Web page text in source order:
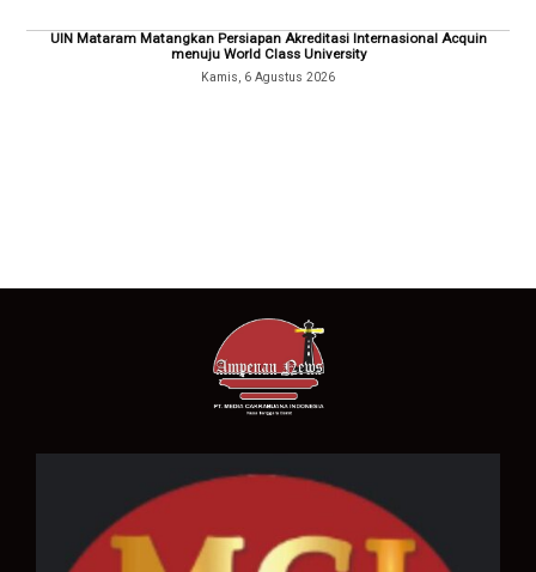
UIN Mataram Matangkan Persiapan Akreditasi Internasional Acquin
menuju World Class University
Kamis, 6 Agustus 2026